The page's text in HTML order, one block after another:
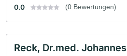
0.0 (0 Bewertungen)
Reck, Dr.med. Johannes